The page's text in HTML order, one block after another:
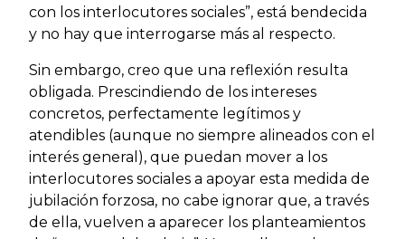
con los interlocutores sociales”, está bendecida
y no hay que interrogarse más al respecto.
Sin embargo, creo que una reflexión resulta
obligada. Prescindiendo de los intereses
concretos, perfectamente legítimos y
atendibles (aunque no siempre alineados con el
interés general), que puedan mover a los
interlocutores sociales a apoyar esta medida de
jubilación forzosa, no cabe ignorar que, a través
de ella, vuelven a aparecer los planteamientos